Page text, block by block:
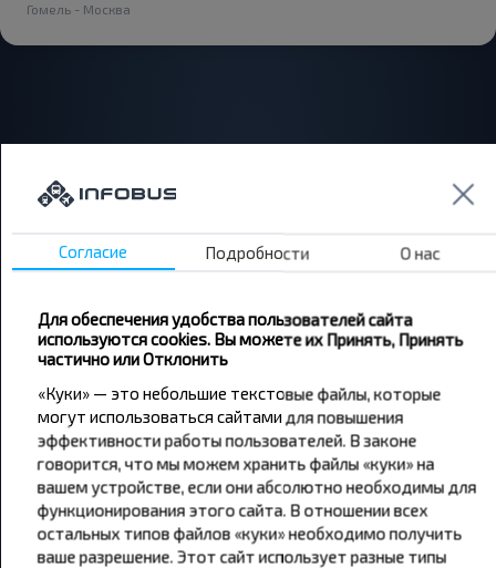
Гомель - Москва
Хотите
путешествовать
дешевле?
Не пропусти специальные акции, скидки и
другие интересные предложения INFOBUS.
Подпишись на получение новостей и
путешествуй с нами дешевле!
Согласие Подробности О нас
Для обеспечения удобства пользователей сайта
используются cookies. Вы можете их Принять, Принять
частично или Отклонить
«Куки» — это небольшие текстовые файлы, которые
могут использоваться сайтами для повышения
эффективности работы пользователей. В законе
говорится, что мы можем хранить файлы «куки» на
вашем устройстве, если они абсолютно необходимы для
функционирования этого сайта. В отношении всех
остальных типов файлов «куки» необходимо получить
ваше разрешение. Этот сайт использует разные типы